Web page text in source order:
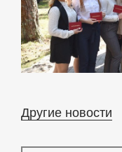
Другие новости